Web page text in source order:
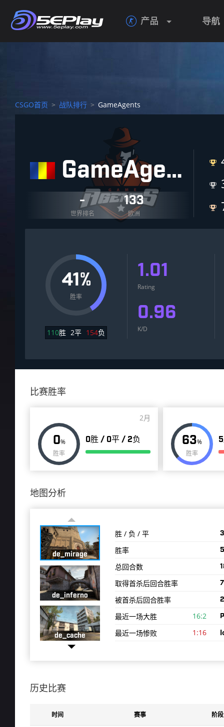
 产品 导航
CSGO首页 > 战队排行 > GameAgents
GameAgents
-
世界排名
133
欧洲



41%
胜率
110胜 2平 154负
1.01
Rating
0.96
K/D
比赛胜率
2月
0%
胜率
0胜 / 0平 / 2负 63%
胜率
地图分析
de_mirage
de_inferno
de_cache
de_cbble
胜 / 负 / 平
胜率
总回合数
取得首杀后回合胜率
被首杀后回合胜率
最近一场大胜 16:2
最近一场惨败 1:16
历史比赛
时间 赛事 阶段